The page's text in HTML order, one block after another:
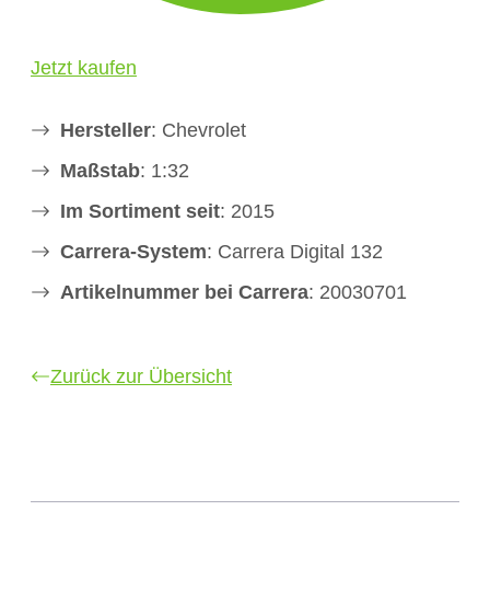
Jetzt kaufen
Hersteller: Chevrolet
Maßstab: 1:32
Im Sortiment seit: 2015
Carrera-System: Carrera Digital 132
Artikelnummer bei Carrera: 20030701
Zurück zur Übersicht